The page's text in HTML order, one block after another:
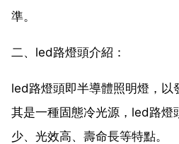
準。
二、led路燈頭介紹：
led路燈頭即半導體照明燈，以
其是一種固態冷光源，led路燈
少、光效高、壽命長等特點。